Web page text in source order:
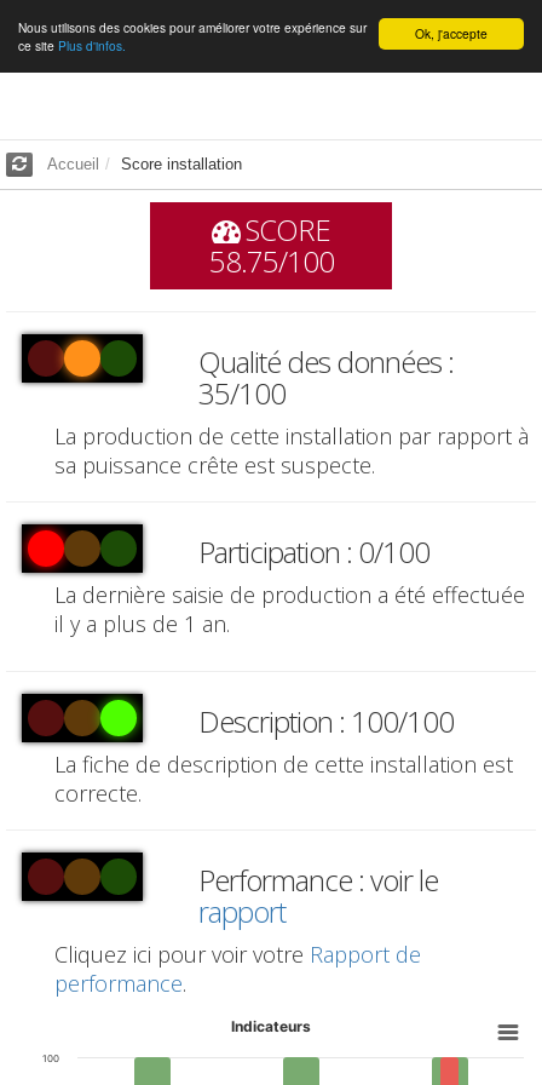
Français Ok, j'accepte
Nous utilisons des cookies pour améliorer votre expérience sur
ce site Plus d'infos.
Accueil Score installation
SCORE
58.75/100
Qualité des données :
35/100
La production de cette installation par rapport à
sa puissance crête est suspecte.
Participation : 0/100
La dernière saisie de production a été effectuée
il y a plus de 1 an.
Description : 100/100
La fiche de description de cette installation est
correcte.
Performance : voir le
rapport
Cliquez ici pour voir votre Rapport de
performance.
Indicateurs
100